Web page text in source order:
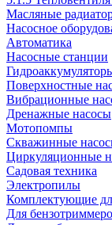
Масляные
Насосное
Автоматика
Насосные станции
Поверхностные
Вибрационные
Дренажные насосы
Мотопомпы
Скважинные
Циркуляционные
Садовая техника
Электропилы
Комплектующие
Для